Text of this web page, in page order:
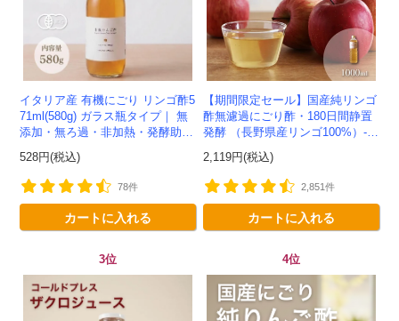
イタリア産 有機にごり リンゴ酢5
71ml(580g) ガラス瓶タイプ｜ 無
添加・無ろ過・非加熱・発酵助剤
不使用のアップルサイダービネガ
ー -かわしま屋-
528円(税込)
78件
カートに入れる
【期間限定セール】国産純リンゴ
酢無濾過にごり酢・180日間静置
発酵 （長野県産リンゴ100%）-1
000ml-かわしま屋-
2,119円(税込)
2,851件
カートに入れる
3位 4位